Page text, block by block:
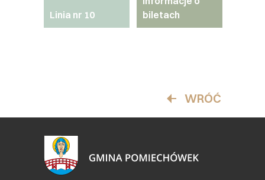
Linia nr 10
biletach
WRÓĆ